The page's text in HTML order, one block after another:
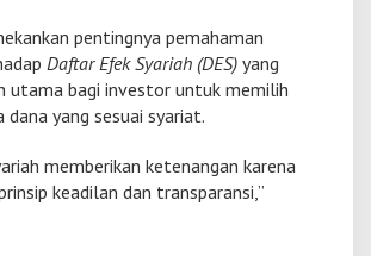
pentingnya pemahaman
Daftar Efek Syariah (DES) yang
utama bagi investor untuk memilih
dana yang sesuai syariat.
memberikan ketenangan karena
keadilan dan transparansi,”